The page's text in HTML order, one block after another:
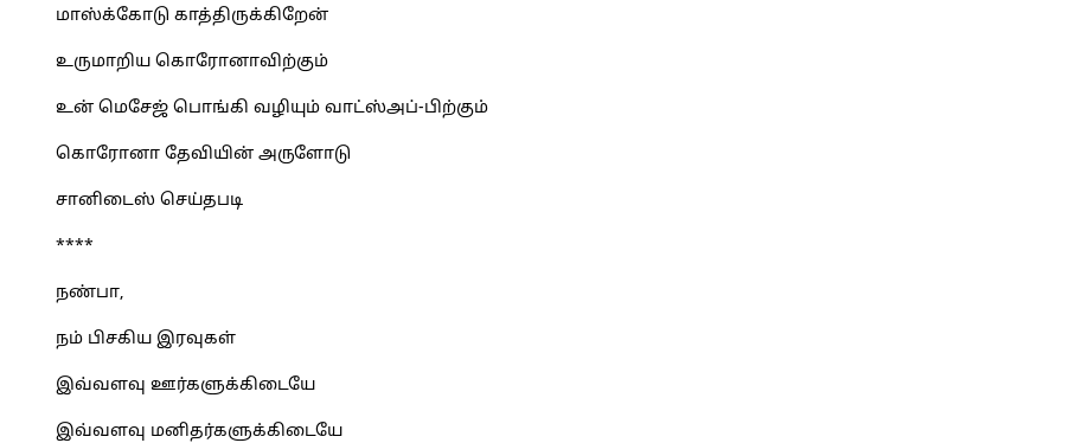
மாஸ்க்கோடு காத்திருக்கிறேன்
உருமாறிய கொரோனாவிற்கும்
உன் மெசேஜ் பொங்கி வழியும் வாட்ஸ்அப்-பிற்கும்
கொரோனா தேவியின் அருளோடு
சானிடைஸ் செய்தபடி
****
நண்பா,
நம் பிசகிய இரவுகள்
இவ்வளவு ஊர்களுக்கிடையே
இவ்வளவு மனிதர்களுக்கிடையே